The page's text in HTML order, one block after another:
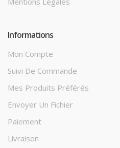
Informations
Mon Compte
Suivi De Commande
Mes Produits Préférés
Envoyer Un Fichier
Paiement
Livraison